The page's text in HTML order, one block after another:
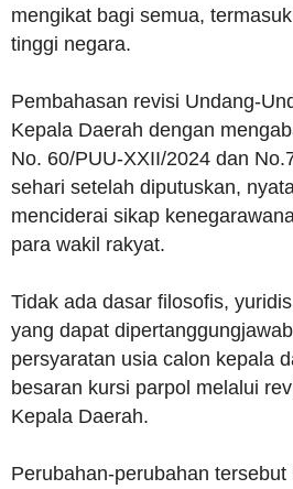
mengikat bagi semua,
tinggi negara.
Pembahasan revisi Undang-
Kepala Daerah dengan
No. 60/PUU-XXII/2024 dan
sehari setelah diputuskan,
menciderai sikap
para wakil rakyat.
Tidak ada dasar filosofis,
yang dapat
persyaratan usia calon kepala
besaran kursi parpol melalui
Kepala Daerah.
Perubahan-perubahan tersebut